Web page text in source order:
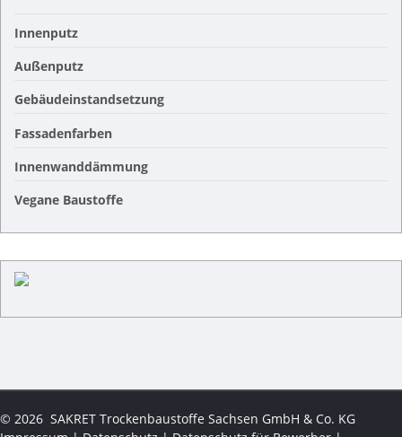
Innenputz
Außenputz
Gebäudeinstandsetzung
Fassadenfarben
Innenwanddämmung
Vegane Baustoffe
© 2026 SAKRET Trockenbaustoffe Sachsen GmbH & Co. KG